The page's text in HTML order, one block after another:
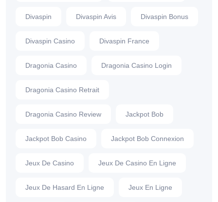
Divaspin Divaspin Avis Divaspin Bonus
Divaspin Casino Divaspin France
Dragonia Casino Dragonia Casino Login
Dragonia Casino Retrait
Dragonia Casino Review Jackpot Bob
Jackpot Bob Casino Jackpot Bob Connexion
Jeux De Casino Jeux De Casino En Ligne
Jeux De Hasard En Ligne Jeux En Ligne